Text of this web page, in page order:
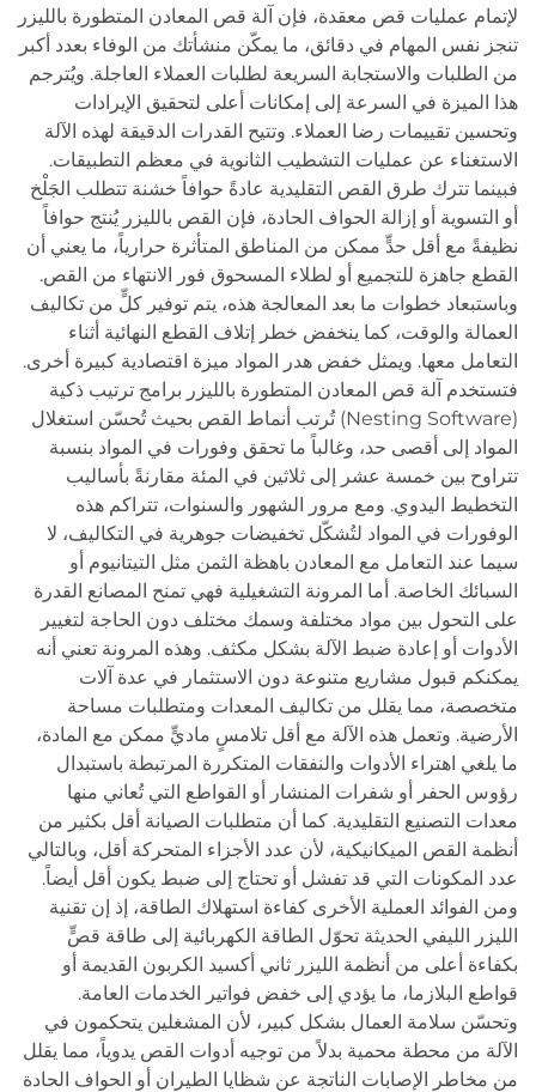
لإتمام عمليات قص معقدة، فإن آلة قص المعادن المتطورة بالليزر
تنجز نفس المهام في دقائق، ما يمكّن منشأتك من الوفاء بعدد أكبر
من الطلبات والاستجابة السريعة لطلبات العملاء العاجلة. ويُترجم
هذا الميزة في السرعة إلى إمكانات أعلى لتحقيق الإيرادات
وتحسين تقييمات رضا العملاء. وتتيح القدرات الدقيقة لهذه الآلة
الاستغناء عن عمليات التشطيب الثانوية في معظم التطبيقات.
فبينما تترك طرق القص التقليدية عادةً حوافاً خشنة تتطلب الجَلْخ
أو التسوية أو إزالة الحواف الحادة، فإن القص بالليزر يُنتج حوافاً
نظيفةً مع أقل حدٍّ ممكن من المناطق المتأثرة حرارياً، ما يعني أن
القطع جاهزة للتجميع أو لطلاء المسحوق فور الانتهاء من القص.
وباستبعاد خطوات ما بعد المعالجة هذه، يتم توفير كلٍّ من تكاليف
العمالة والوقت، كما ينخفض خطر إتلاف القطع النهائية أثناء
التعامل معها. ويمثل خفض هدر المواد ميزة اقتصادية كبيرة أخرى.
فتستخدم آلة قص المعادن المتطورة بالليزر برامج ترتيب ذكية
(Nesting Software) تُرتب أنماط القص بحيث تُحسّن استغلال
المواد إلى أقصى حد، وغالباً ما تحقق وفورات في المواد بنسبة
تتراوح بين خمسة عشر إلى ثلاثين في المئة مقارنةً بأساليب
التخطيط اليدوي. ومع مرور الشهور والسنوات، تتراكم هذه
الوفورات في المواد لتُشكّل تخفيضات جوهرية في التكاليف، لا
سيما عند التعامل مع المعادن باهظة الثمن مثل التيتانيوم أو
السبائك الخاصة. أما المرونة التشغيلية فهي تمنح المصانع القدرة
على التحول بين مواد مختلفة وسمك مختلف دون الحاجة لتغيير
الأدوات أو إعادة ضبط الآلة بشكل مكثف. وهذه المرونة تعني أنه
يمكنكم قبول مشاريع متنوعة دون الاستثمار في عدة آلات
متخصصة، مما يقلل من تكاليف المعدات ومتطلبات مساحة
الأرضية. وتعمل هذه الآلة مع أقل تلامسٍ ماديٍّ ممكن مع المادة،
ما يلغي اهتراء الأدوات والنفقات المتكررة المرتبطة باستبدال
رؤوس الحفر أو شفرات المنشار أو القواطع التي تُعاني منها
معدات التصنيع التقليدية. كما أن متطلبات الصيانة أقل بكثير من
أنظمة القص الميكانيكية، لأن عدد الأجزاء المتحركة أقل، وبالتالي
عدد المكونات التي قد تفشل أو تحتاج إلى ضبط يكون أقل أيضاً.
ومن الفوائد العملية الأخرى كفاءة استهلاك الطاقة، إذ إن تقنية
الليزر الليفي الحديثة تحوّل الطاقة الكهربائية إلى طاقة قصٍّ
بكفاءة أعلى من أنظمة الليزر ثاني أكسيد الكربون القديمة أو
قواطع البلازما، ما يؤدي إلى خفض فواتير الخدمات العامة.
وتحسّن سلامة العمال بشكل كبير، لأن المشغلين يتحكمون في
الآلة من محطة محمية بدلاً من توجيه أدوات القص يدوياً، مما يقلل
من مخاطر الإصابات الناتجة عن شظايا الطيران أو الحواف الحادة